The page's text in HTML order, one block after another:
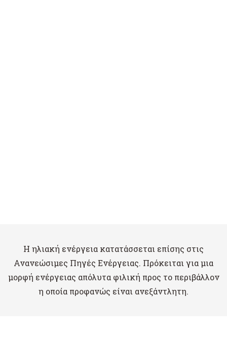
Η ηλιακή ενέργεια κατατάσσεται επίσης στις
Ανανεώσιμες Πηγές Ενέργειας. Πρόκειται για μια
μορφή ενέργειας απόλυτα φιλική προς το περιβάλλον
η οποία προφανώς είναι ανεξάντλητη.